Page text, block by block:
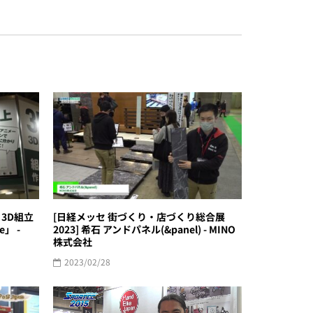
組立
」 -
[日経メッセ 街づくり・店づくり総合展
2023] 希石 アンドパネル(&panel) - MINO
株式会社
2023/02/28